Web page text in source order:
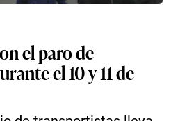
el paro de
el 10 y 11 de